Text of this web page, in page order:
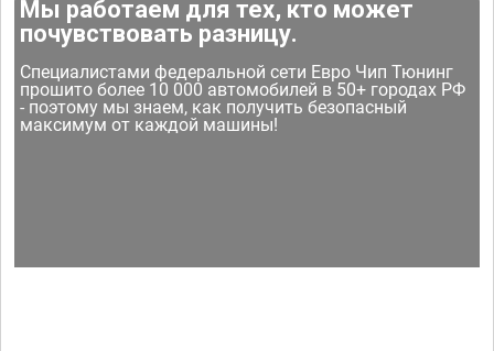
Мы работаем для тех, кто может
почувствовать разницу.
Специалистами федеральной сети Евро Чип Тюнинг
прошито более 10 000 автомобилей в 50+ городах РФ
- поэтому мы знаем, как получить безопасный
максимум от каждой машины!